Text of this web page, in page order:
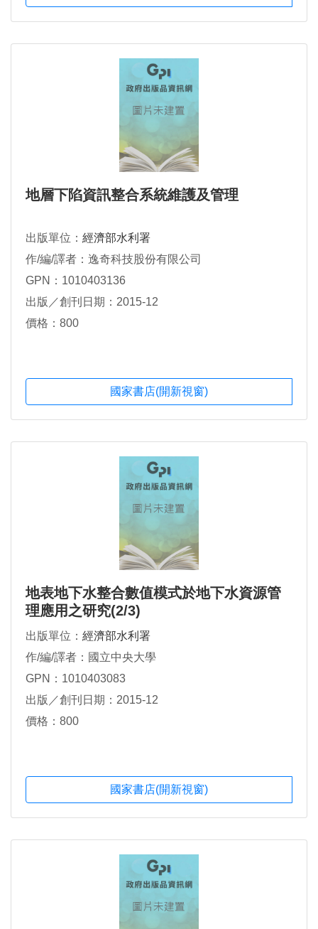
地層下陷資訊整合系統維護及管理
出版單位： 經濟部水利署
作/編/譯者：逸奇科技股份有限公司
GPN：1010403136
出版／創刊日期：2015-12
價格：800
國家書店(開新視窗)
地表地下水整合數值模式於地下水資源管
理應用之研究(2/3)
出版單位： 經濟部水利署
作/編/譯者：國立中央大學
GPN：1010403083
出版／創刊日期：2015-12
價格：800
國家書店(開新視窗)